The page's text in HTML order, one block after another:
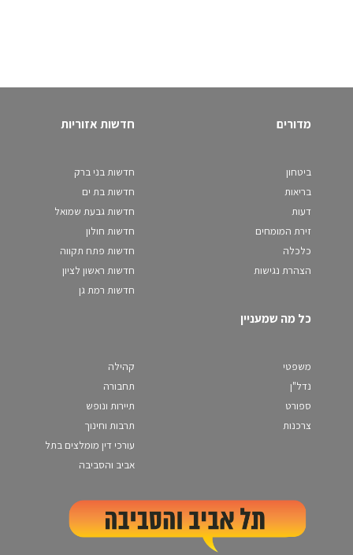
מדורים
ביטחון
בריאות
דעות
זירת המומחים
כלכלה
הצהרת נגישות
חדשות אזוריות
חדשות בני ברק
חדשות בת ים
חדשות גבעת שמואל
חדשות חולון
חדשות פתח תקווה
חדשות ראשון לציון
חדשות רמת גן
כל מה שמעניין
משפטי
נדל"ן
ספורט
צרכנות
קהילה
תחבורה
תיירות ונופש
תרבות וחינוך
עורכי דין מומלצים בתל
אביב והסביבה